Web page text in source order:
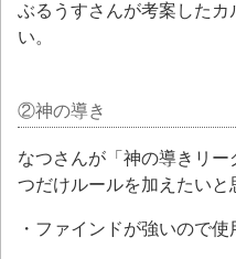
ぶるうすさんが考案した
い。
②神の導き
なつさんが「神の導きリー
つだけルールを加えたいと
・ファインドが強いので使